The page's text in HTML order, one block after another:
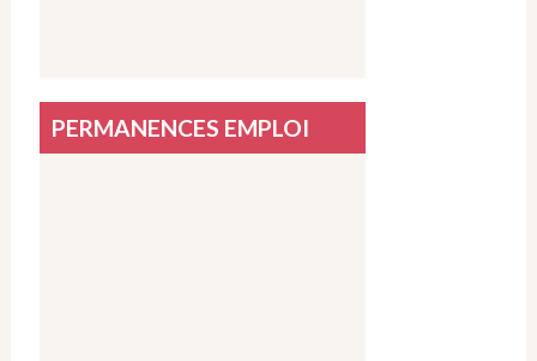
PERMANENCES EMPLOI